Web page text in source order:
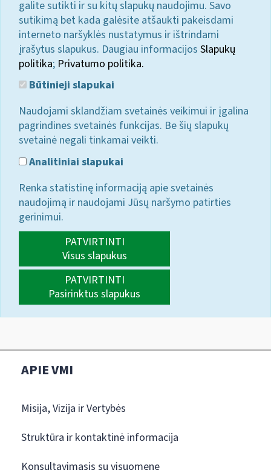
galite sutikti ir su kitų slapukų naudojimu. Savo
sutikimą bet kada galėsite atšaukti pakeisdami
interneto naršyklės nustatymus ir ištrindami
įrašytus slapukus. Daugiau informacijos Slapukų
politika; Privatumo politika.
Būtinieji slapukai
Naudojami sklandžiam svetainės veikimui ir įgalina
pagrindines svetainės funkcijas. Be šių slapukų
svetainė negali tinkamai veikti.
Analitiniai slapukai
Renka statistinę informaciją apie svetainės
naudojimą ir naudojami Jūsų naršymo patirties
gerinimui.
PATVIRTINTI
Visus slapukus
PATVIRTINTI
Pasirinktus slapukus
APIE VMI
Misija, Vizija ir Vertybės
Struktūra ir kontaktinė informacija
Konsultavimasis su visuomene